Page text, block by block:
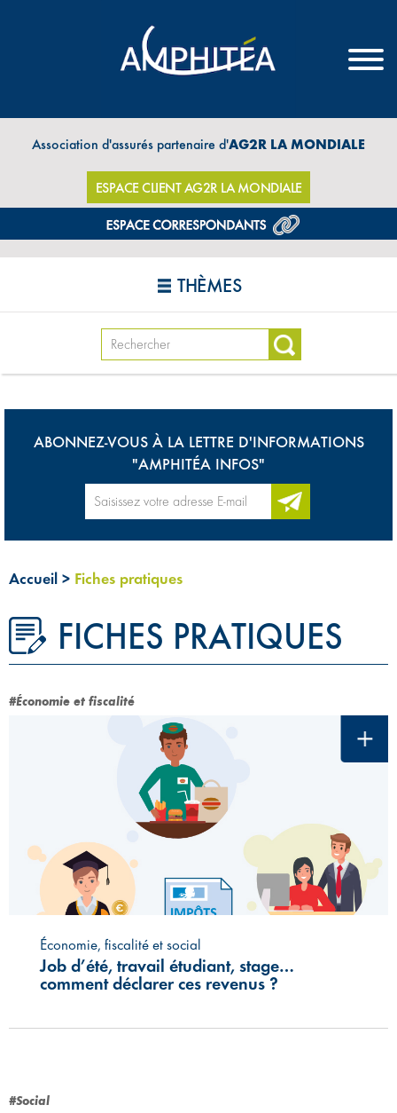
Association d'assurés partenaire d'AG2R LA MONDIALE
ESPACE CLIENT AG2R LA MONDIALE
THÈMES
ABONNEZ-VOUS À LA LETTRE D'INFORMATIONS
"AMPHITÉA INFOS"
Accueil > Fiches pratiques
FICHES PRATIQUES
#Économie et fiscalité
Économie, fiscalité et social
Job d’été, travail étudiant, stage…
comment déclarer ces revenus ?
#Social